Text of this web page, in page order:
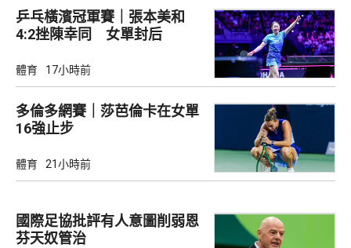
乒乓橫濱冠軍賽｜張本美和
4:2挫陳幸同 女單封后
體育 17小時前
多倫多網賽｜莎芭倫卡在女單
16強止步
體育 21小時前
國際足協批評有人意圖削弱恩
芬天奴管治